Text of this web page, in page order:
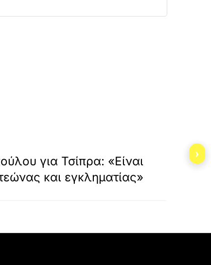
me-ka/
για Τσίπρα: «Είναι
και εγκληματίας»
›